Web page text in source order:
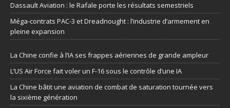
Dassault Aviation : le Rafale porte les résultats semestriels
Méga-contrats PAC-3 et Dreadnought : l’industrie d’armement en
pleine expansion
La Chine confie à l’IA ses frappes aériennes de grande ampleur
L’US Air Force fait voler un F-16 sous le contrôle d’une IA
La Chine bâtit une aviation de combat de saturation tournée vers
la sixième génération